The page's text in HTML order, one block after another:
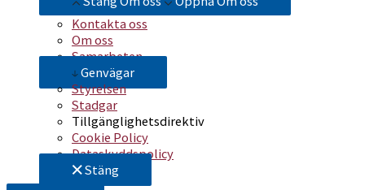
Kontakta oss
Om oss
Samarbeten
Genvägar
Styrelsen
Stadgar
Tillgänglighetsdirektiv
Cookie Policy
Dataskyddspolicy
Stäng